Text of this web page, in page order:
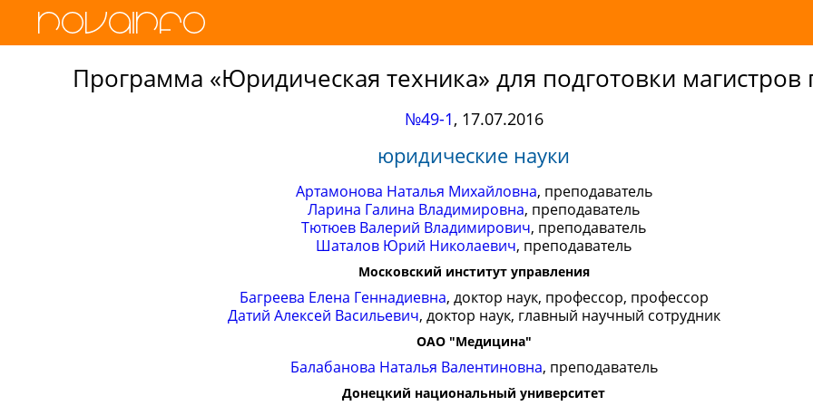
Программа «Юридическая техника» для подготовки магистров
№49-1, 17.07.2016
юридические науки
Артамонова Наталья Михайловна, преподаватель
Ларина Галина Владимировна, преподаватель
Тютюев Валерий Владимирович, преподаватель
Шаталов Юрий Николаевич, преподаватель
Московский институт управления
Багреева Елена Геннадиевна, доктор наук, профессор, профессор
Датий Алексей Васильевич, доктор наук, главный научный сотрудник
ОАО "Медицина"
Балабанова Наталья Валентиновна, преподаватель
Донецкий национальный университет